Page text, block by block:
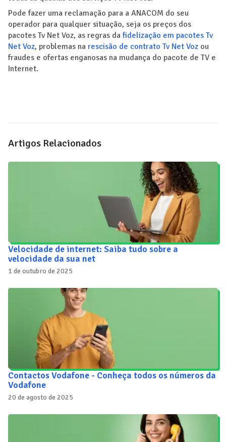
Pode fazer uma reclamação para a ANACOM do seu
operador para qualquer situação, seja os preços dos
pacotes Tv Net Voz, as regras dafidelização em pacotes Tv
Net Voz, problemas na rescisão de contrato Tv Net Voz ou
fraudes e ofertas enganosas na mudança do pacote de TV e
Internet.
Artigos Relacionados
Velocidade de internet: Saiba tudo sobre a
velocidade da sua net
1 de outubro de 2025
Contactos Vodafone - Conheça todos os números da
Vodafone
20 de agosto de 2025